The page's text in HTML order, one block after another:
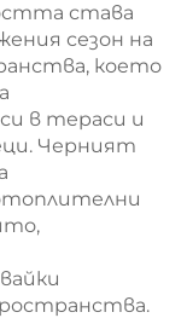
става
сезон на
което
в тераси и
Черният